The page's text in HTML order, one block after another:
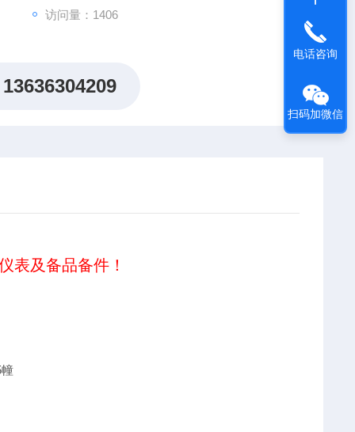
访问量：1406
13636304209
表及备品备件！
电话咨询
扫码加微信